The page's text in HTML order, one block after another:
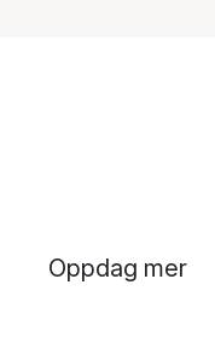
Oppdag mer